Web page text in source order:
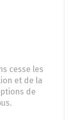
cesse les
et de la
de